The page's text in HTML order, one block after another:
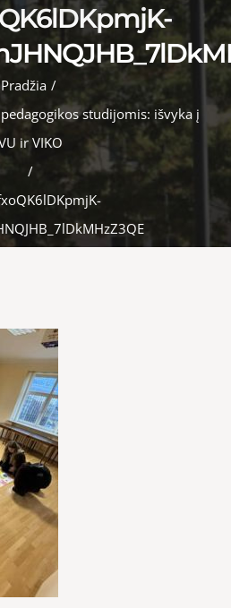
Pradžia /
studijomis: išvyka į
ir VIKO
/